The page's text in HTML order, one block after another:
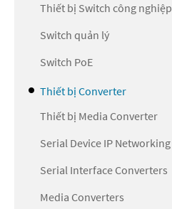
Thiết bị Switch công nghiệp
Switch quản lý
Switch PoE
Thiết bị Converter
Thiết bị Media Converter
Serial Device IP Networking
Serial Interface Converters
Media Converters